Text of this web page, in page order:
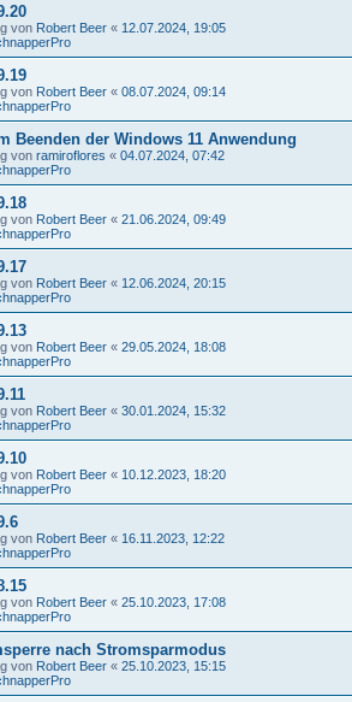
von Robert Beer « 12.07.2024, 19:05
von Robert Beer « 08.07.2024, 09:14
Beenden der Windows 11 Anwendung
von ramiroflores « 04.07.2024, 07:42
von Robert Beer « 21.06.2024, 09:49
von Robert Beer « 12.06.2024, 20:15
von Robert Beer « 29.05.2024, 18:08
von Robert Beer « 30.01.2024, 15:32
von Robert Beer « 10.12.2023, 18:20
von Robert Beer « 16.11.2023, 12:22
von Robert Beer « 25.10.2023, 17:08
nach Stromsparmodus
von Robert Beer « 25.10.2023, 15:15